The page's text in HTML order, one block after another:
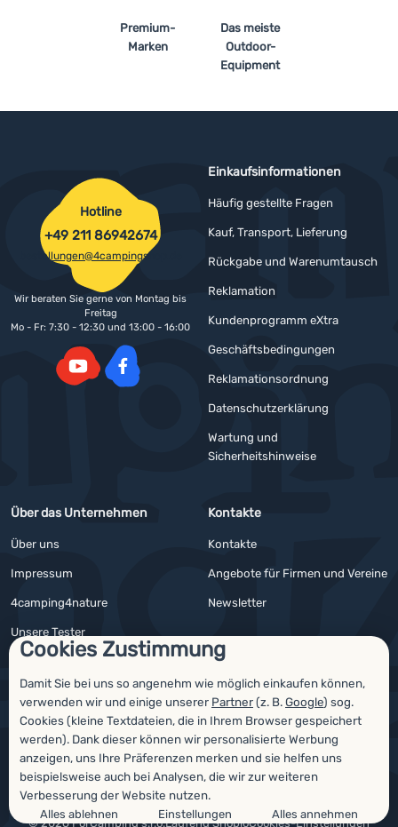
Cookies Zustimmung
Damit Sie bei uns so angenehm wie möglich einkaufen können,
verwenden wir und einige unserer Partner(z. B.Google) sog.
Cookies (kleine Textdateien, die in Ihrem Browser gespeichert
werden). Dank dieser können wir personalisierte Werbung
anzeigen, uns Ihre Präferenzen merken und sie helfen uns
beispielsweise auch bei Analysen, die wir zur weiteren
Verbesserung der Website nutzen.
Alles ablehnen Einstellungen Alles annehmen
Premium-
Marken
Das meiste
Outdoor-
Equipment
Einkaufsinformationen
Häufig gestellte Fragen
Kauf, Transport, Lieferung
Rückgabe und Warenumtausch
Reklamation
Kundenprogramm eXtra
Geschäftsbedingungen
Reklamationsordnung
Datenschutzerklärung
Wartung und
Sicherheitshinweise
Über das Unternehmen
Über uns
Impressum
4camping4nature
Unsere Tester
Kontakte
Kontakte
Angebote für Firmen und Vereine
Newsletter
Hotline
+49 211 86942674
bestellungen@4campingshop.de
Wir beraten Sie gerne von Montag bis
Freitag
Mo - Fr: 7:30 - 12:30 und 13:00 - 16:00
Auszeichnungen
© 2026 ForCamping s.r.o. laufendShopioCookies-Einstellungen